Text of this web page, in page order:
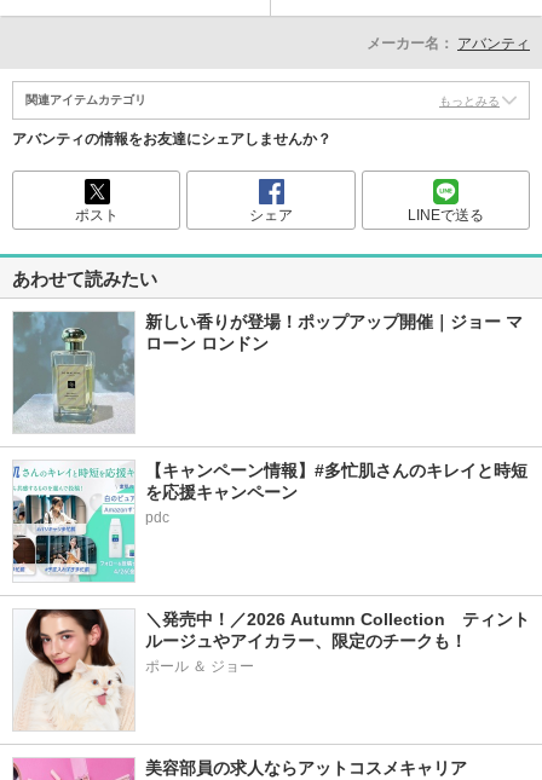
メーカー名： アバンティ
関連アイテムカテゴリ もっとみる
アバンティの情報をお友達にシェアしませんか？
ポスト シェア LINEで送る
あわせて読みたい
新しい香りが登場！ポップアップ開催｜ジョー マ
ローン ロンドン
【キャンペーン情報】#多忙肌さんのキレイと時短
を応援キャンペーン
pdc
＼発売中！／2026 Autumn Collection　ティント
ルージュやアイカラー、限定のチークも！
ポール ＆ ジョー
美容部員の求人ならアットコスメキャリア